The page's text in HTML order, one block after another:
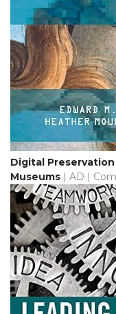
Digital
Museums | AD |